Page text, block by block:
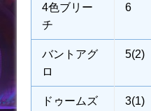
4色ブリー
チ
6
バントアグ
ロ
5(2)
ドゥームズ
3(1)